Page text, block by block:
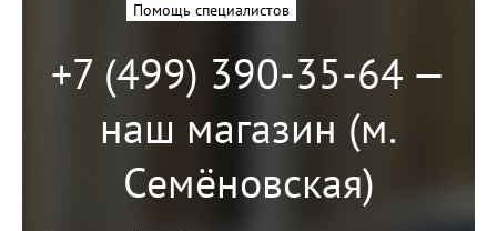
Помощь специалистов
+7 (499) 390-35-64 —
наш магазин (м.
Семёновская)